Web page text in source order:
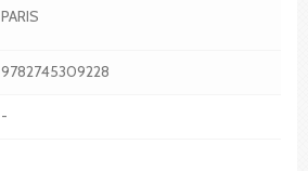
PARIS
9782745309228
-